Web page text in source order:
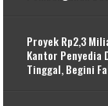
Proyek Rp2,3
Kantor Penyedia
Tinggal, Begini